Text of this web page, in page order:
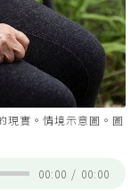
現實。情境示意圖。圖
00:00 / 00:00